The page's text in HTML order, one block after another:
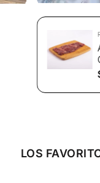
LOS